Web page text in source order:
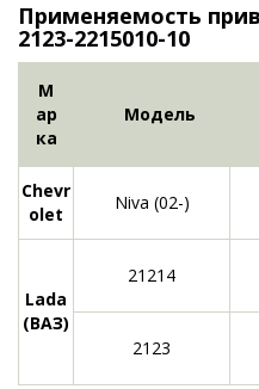
Применяемость
2123-2215010-10
М
ар
ка
Модель
Chevr
olet
Niva (02-)
Lada
(ВАЗ)
21214
2123